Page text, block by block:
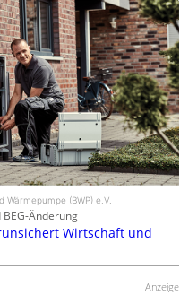
Wärmepumpe (BWP) e.V.
BEG-Änderung
Wirtschaft und
Anzeige